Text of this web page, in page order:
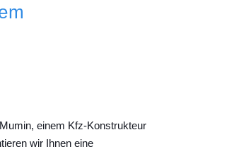
einem Kfz-Konstrukteur
wir Ihnen eine